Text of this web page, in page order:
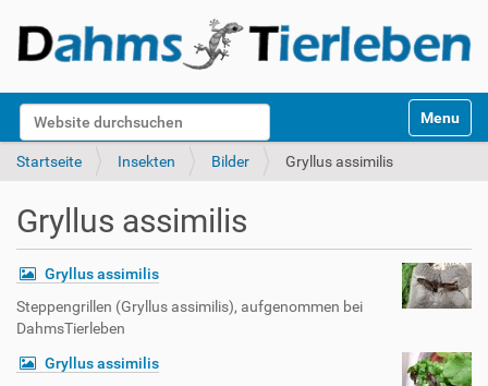
Website durchsuchen
k
Toggle
Startseite Insekten Bilder Gryllus assimilis
Gryllus assimilis
Gryllus assimilis
Steppengrillen (Gryllus assimilis), aufgenommen bei
DahmsTierleben
Gryllus assimilis